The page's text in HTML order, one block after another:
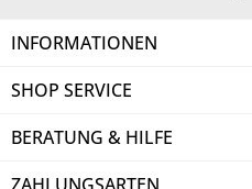
INFORMATIONEN
SHOP SERVICE
BERATUNG & HILFE